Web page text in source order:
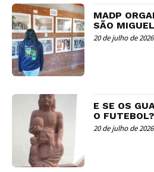
MADP
SÃO
20 de julho de 2026
E SE OS
O FUTEBOL?
20 de julho de 2026